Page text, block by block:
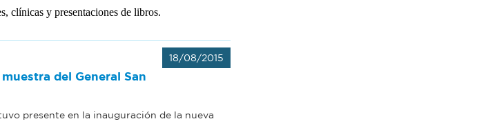
clínicas y presentaciones de libros.
18/08/2015
del General San
presente en la inauguración de la nueva